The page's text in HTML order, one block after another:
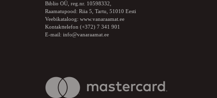
Biblio OÜ, reg.nr. 10598332,
Raamatupood: Riia 5, Tartu, 51010 Eesti
Veebikataloog: www.vanaraamat.ee
Kontakttelefon (+372) 7 341 901
E-mail: info@vanaraamat.ee